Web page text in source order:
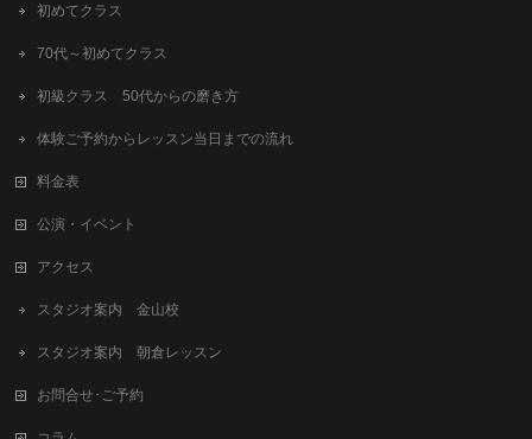
初めてクラス
70代～初めてクラス
初級クラス 50代からの磨き方
体験ご予約からレッスン当日までの流れ
料金表
公演・イベント
アクセス
スタジオ案内 金山校
スタジオ案内 朝倉レッスン
お問合せ･ご予約